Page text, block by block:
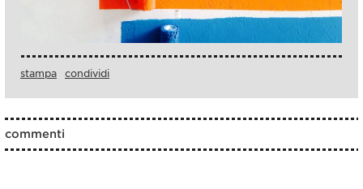
stampa condividi
commenti